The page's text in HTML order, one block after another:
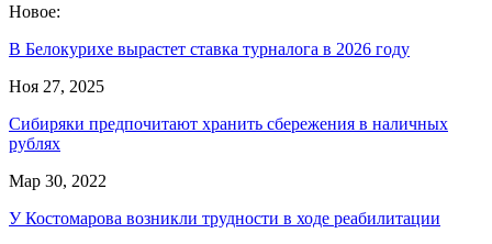
Новое:
В Белокурихе вырастет ставка турналога в 2026 году
Ноя 27, 2025
Сибиряки предпочитают хранить сбережения в наличных
рублях
Мар 30, 2022
У Костомарова возникли трудности в ходе реабилитации